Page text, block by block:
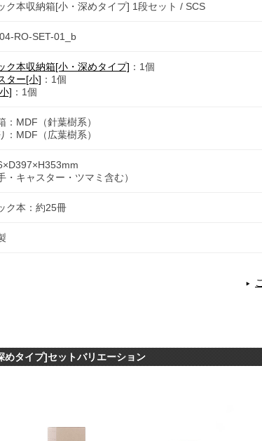
ク本収納箱[小・深めタイプ] 1段セット / SCS
RO-SET-01_b
ク本収納箱[小・深めタイプ] ：1個
ター[小] ：1個
] ：1個
：MDF（針葉樹系）
：MDF（広葉樹系）
・キャスター・ツマミ含む）
ク本：約25冊
めタイプ]セットバリエーション